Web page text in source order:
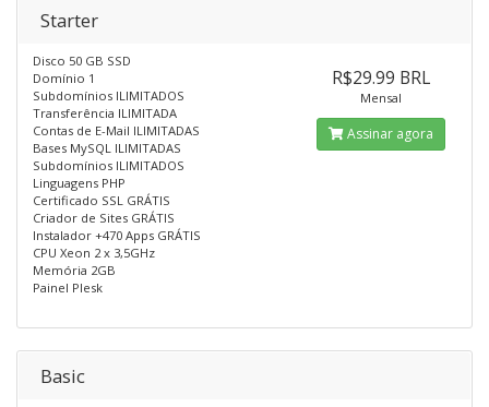
Starter
Disco 50 GB SSD
Domínio 1
Subdomínios ILIMITADOS
Transferência ILIMITADA
Contas de E-Mail ILIMITADAS
Bases MySQL ILIMITADAS
Subdomínios ILIMITADOS
Linguagens PHP
Certificado SSL GRÁTIS
Criador de Sites GRÁTIS
Instalador +470 Apps GRÁTIS
CPU Xeon 2 x 3,5GHz
Memória 2GB
Painel Plesk
R$29.99 BRL
Mensal
Assinar agora
Basic